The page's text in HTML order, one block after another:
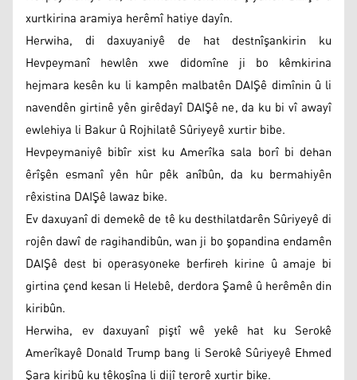
xurtkirina aramiya herêmî hatiye dayîn.
Herwiha, di daxuyaniyê de hat destnîşankirin ku
Hevpeymanî hewlên xwe didomîne ji bo kêmkirina
hejmara kesên ku li kampên malbatên DAIŞê dimînin û li
navendên girtinê yên girêdayî DAIŞê ne, da ku bi vî awayî
ewlehiya li Bakur û Rojhilatê Sûriyeyê xurtir bibe.
Hevpeymaniyê bibîr xist ku Amerîka sala borî bi dehan
êrîşên esmanî yên hûr pêk anîbûn, da ku bermahiyên
rêxistina DAIŞê lawaz bike.
Ev daxuyanî di demekê de tê ku desthilatdarên Sûriyeyê di
rojên dawî de ragihandibûn, wan ji bo şopandina endamên
DAIŞê dest bi operasyoneke berfireh kirine û amaje bi
girtina çend kesan li Helebê, derdora Şamê û herêmên din
kiribûn.
Herwiha, ev daxuyanî piştî wê yekê hat ku Serokê
Amerîkayê Donald Trump bang li Serokê Sûriyeyê Ehmed